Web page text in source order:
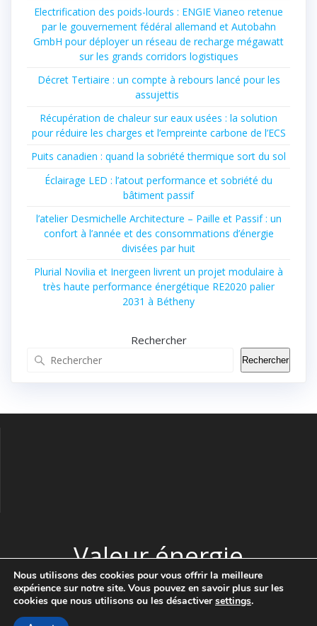
Electrification des poids-lourds : ENGIE Vianeo retenue
par le gouvernement fédéral allemand et Autobahn
GmbH pour déployer un réseau de recharge mégawatt
sur les grands corridors logistiques
Décret Tertiaire : un compte à rebours lancé pour les
assujettis
Récupération de chaleur sur eaux usées : la solution
pour réduire les charges et l’empreinte carbone de l’ECS
Puits canadien : quand la sobriété thermique sort du sol
Éclairage LED : l’atout performance et sobriété du
bâtiment passif
l’atelier Desmichelle Architecture – Paille et Passif : un
confort à l’année et des consommations d’énergie
divisées par huit
Plurial Novilia et Inergeen livrent un projet modulaire à
très haute performance énergétique RE2020 palier
2031 à Bétheny
Rechercher
Rechercher
Valeur énergie
© 2026 Valeur énergie. Construit avec WordPress et le thème
Highlight Theme
Nous utilisons des cookies pour vous offrir la meilleure
expérience sur notre site. Vous pouvez en savoir plus sur les
cookies que nous utilisons ou les désactiversettings.